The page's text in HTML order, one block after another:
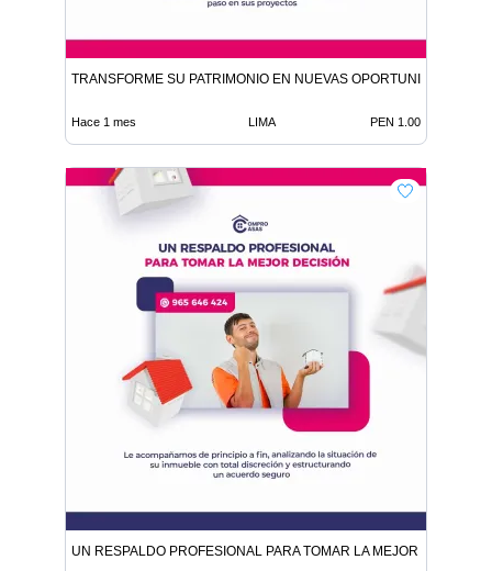
TRANSFORME SU PATRIMONIO EN NUEVAS OPORTUNIDADES
Hace 1 mes LIMA PEN 1.00
UN RESPALDO PROFESIONAL PARA TOMAR LA MEJOR DECISIÓN